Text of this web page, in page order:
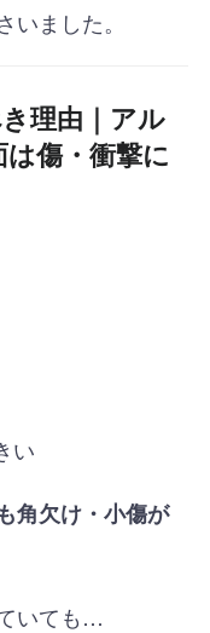
ました。
理由｜アル
傷・衝撃に
い
角欠け・小傷が
いても…